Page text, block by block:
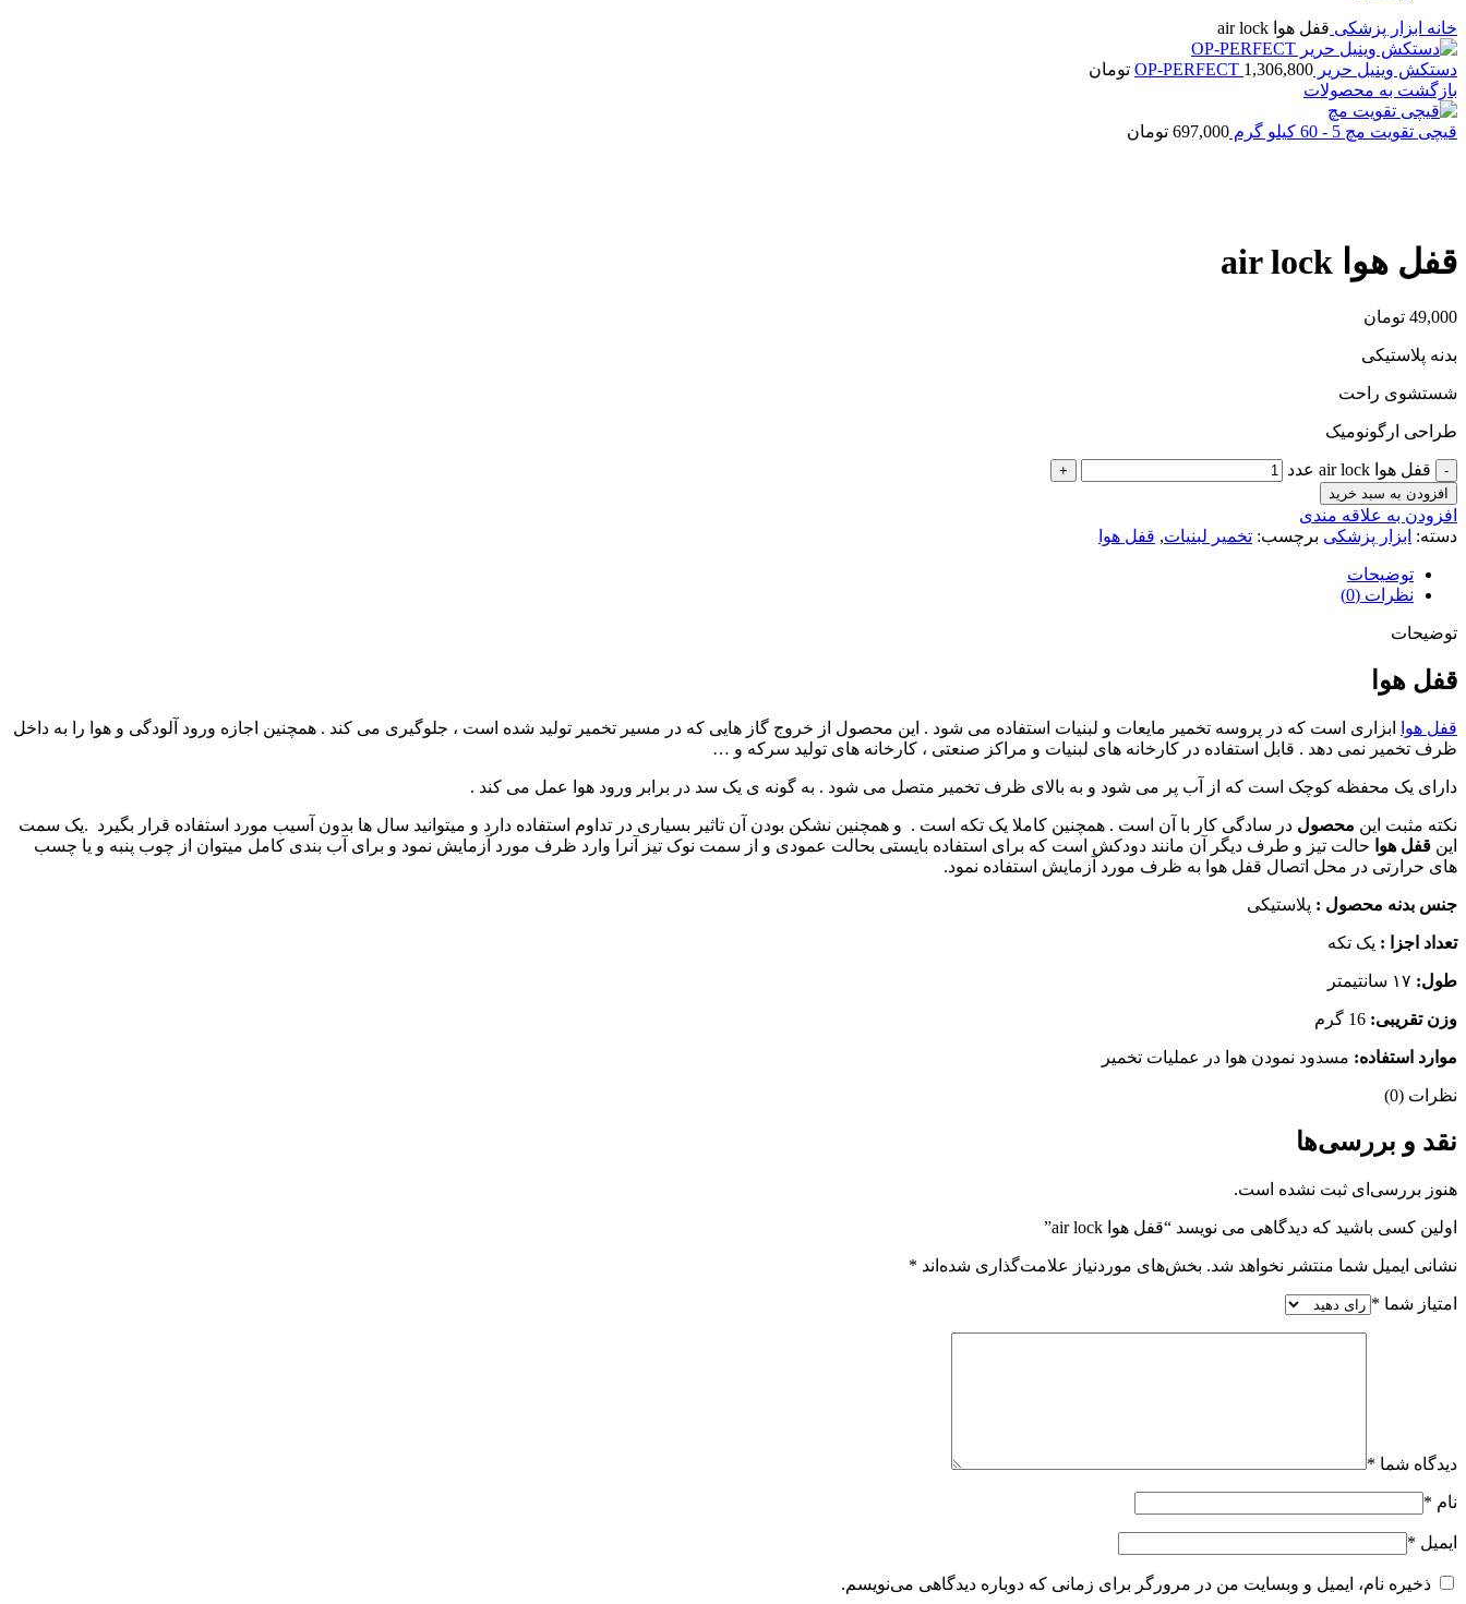
خانه ابزار پزشکی قفل هوا air lock
دستکش وینیل حریر OP-PERFECT 1,306,800
تومان
بازگشت به محصولات
قیچی تقویت مچ 5 - 60 کیلو گرم 697,000 تومان
قفل هوا air lock
49,000 تومان
بدنه پلاستیکی
شستشوی راحت
طراحی ارگونومیک
قفل هوا air lock عدد
افزودن به سبد خرید
افزودن به علاقه مندی
دسته: ابزار پزشکی برچسب: تخمیر لبنیات, قفل هوا
توضیحات
نظرات (0)
توضیحات
قفل هوا
قفل هوا
ابزاری است که در پروسه تخمیر مایعات و لبنیات استفاده می شود . این محصول از خروج گاز هایی که در مسیر تخمیر تولید شده است ، جلوگیری می کند . همچنین اجازه ورود آلودگی و هوا را به داخل
ظرف تخمیر نمی دهد . قابل استفاده در کارخانه های لبنیات و مراکز صنعتی ، کارخانه های تولید سرکه و …
دارای یک محفظه کوچک است که از آب پر می شود و به بالای ظرف تخمیر متصل می شود . به گونه ی یک سد در برابر ورود هوا عمل می کند .
نکته مثبت این محصول در سادگی کار با آن است . همچنین کاملا یک تکه است . و همچنین نشکن بودن آن تاثیر بسیاری در تداوم استفاده دارد و میتوانید سال ها بدون آسیب مورد استفاده قرار بگیرد .یک سمت
این قفل هوا حالت تیز و طرف دیگر آن مانند دودکش است که برای استفاده بایستی بحالت عمودی و از سمت نوک تیز آنرا وارد ظرف مورد آزمایش نمود و برای آب بندی کامل میتوان از چوب پنبه و یا چسب
های حرارتی در محل اتصال قفل هوا به ظرف مورد آزمایش استفاده نمود.
جنس بدنه محصول : پلاستیکی
تعداد اجزا : یک تکه
طول:
وزن تقریبی:
موارد استفاده: مسدود نمودن هوا در عملیات تخمیر
نظرات (0)
نقد و بررسی‌ها
هنوز بررسی‌ای ثبت نشده است.
اولین کسی باشید که دیدگاهی می نویسد “قفل هوا air lock”
نشانی ایمیل شما منتشر نخواهد شد. بخش‌های موردنیاز علامت‌گذاری شده‌اند *
امتیاز شما *
دیدگاه شما *
نام *
ایمیل *
ذخیره نام، ایمیل و وبسایت من در مرورگر برای زمانی که دوباره دیدگاهی می‌نویسم.